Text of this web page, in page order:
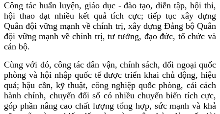
Công tác huấn luyện, giáo dục - đào tạo, diễn tập, hội thi,
hội thao đạt nhiều kết quả tích cực; tiếp tục xây dựng
Quân đội vững mạnh về chính trị, xây dựng Đảng bộ Quân
đội vững mạnh về chính trị, tư tưởng, đạo đức, tổ chức và
cán bộ.
Cùng với đó, công tác dân vận, chính sách, đối ngoại quốc
phòng và hội nhập quốc tế được triển khai chủ động, hiệu
quả; hậu cần, kỹ thuật, công nghiệp quốc phòng, cải cách
hành chính, chuyển đổi số có nhiều chuyển biến tích cực,
góp phần nâng cao chất lượng tổng hợp, sức mạnh và khả